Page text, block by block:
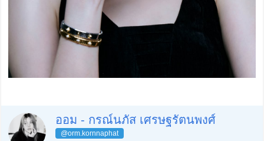
ออม - กรณ์นภัส เศรษฐรัตนพงศ์
@orm.kornnaphat